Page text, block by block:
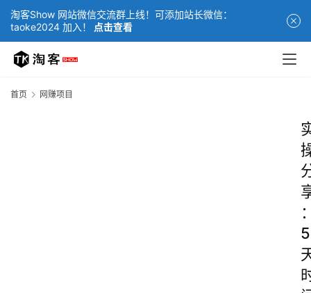
淘客Show 网站微信交流群上线！可添加站长微信：
taoke2024 加入！
点击查看
首页 网赚项目
5